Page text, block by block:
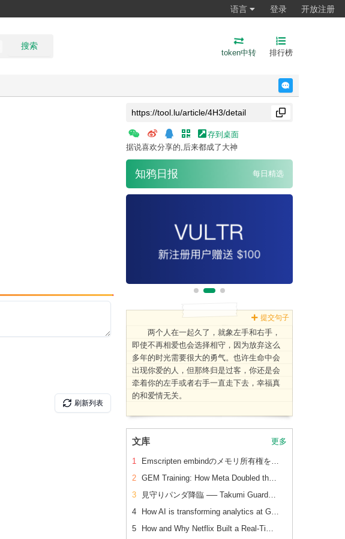
语言 登录 开放注册
搜索
token中转 排行榜
存到桌面
据说喜欢分享的,后来都成了大神
知鸦日报 每日精选
提交句子
两个人在一起久了，就象左手和右手，
即使不再相爱也会选择相守，因为放弃这么
多年的时光需要很大的勇气。也许生命中会
出现你爱的人，但那终归是过客，你还是会
牵着你的左手或者右手一直走下去，幸福真
的和爱情无关。
文库 更多
1
Emscripten embindのメモリ所有権を理解する ── コピー・ハンドル・ビューの使い分け
2
GEM Training: How Meta Doubled the Efficiency of Its LLM-Scale Ads Foundation Model
3
見守りパンダ降臨 ── Takumi Guardを全社展開
4
How AI is transforming analytics at Grab
5
How and Why Netflix Built a Real-Time Distributed Graph: Part 3 — Querying the graph with gRPC execution API